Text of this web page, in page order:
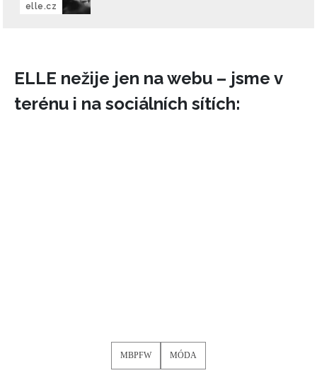
elle.cz
ELLE nežije jen na webu – jsme v
terénu i na sociálních sítích:
MBPFW MÓDA